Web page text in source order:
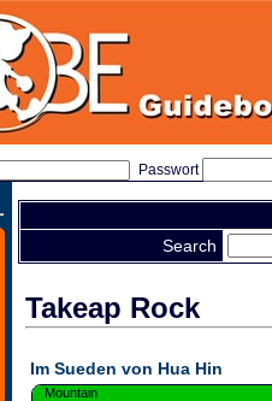
Passwort
Search
Takeap Rock
Im Sueden von Hua Hin
Mountain